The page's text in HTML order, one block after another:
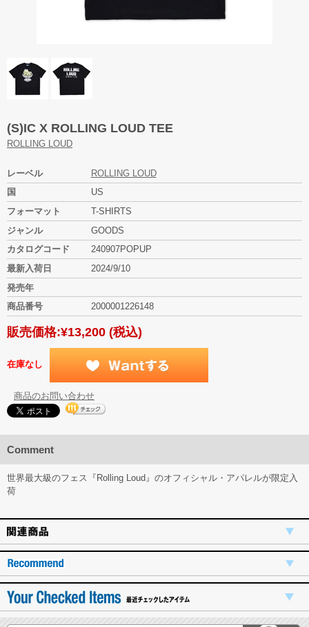
(S)IC X ROLLING LOUD TEE
ROLLING LOUD
レーベル
ROLLING LOUD
国
US
フォーマット
T-SHIRTS
ジャンル
GOODS
カタログコード
240907POPUP
最新入荷日
2024/9/10
発売年
商品番号
2000001226148
販売価格:¥13,200 (税込)
在庫なし
商品のお問い合わせ
Comment
世界最大級のフェス『Rolling Loud』のオフィシャル・アパレルが限定入
荷